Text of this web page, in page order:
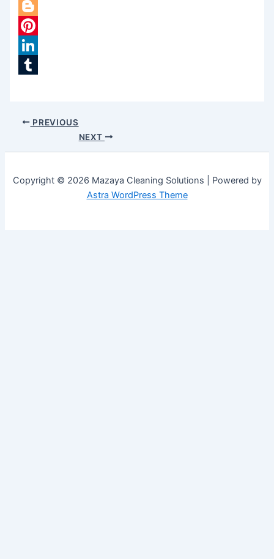
Twitter
Blogger
Pinterest
LinkedIn
PREVIOUS
NEXT
Copyright © 2026 Mazaya Cleaning Solutions | Powered by
Astra WordPress Theme